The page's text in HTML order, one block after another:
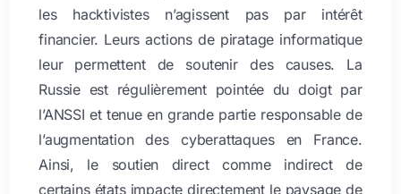
les hacktivistes n’agissent pas par intérêt
financier. Leurs actions de piratage informatique
leur permettent de soutenir des causes. La
Russie est régulièrement pointée du doigt par
l’ANSSI et tenue en grande partie responsable de
l’augmentation des cyberattaques en France.
Ainsi, le soutien direct comme indirect de
certains états impacte directement le paysage de